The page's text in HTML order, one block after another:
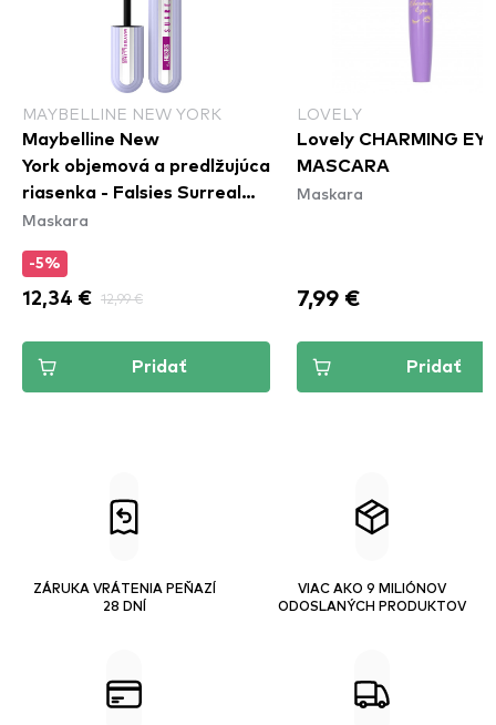
MAYBELLINE NEW YORK
Maybelline New
York objemová a predlžujúca
riasenka - Falsies Surreal
Mascara
Maskara
-5%
12,34 € 12,99 €
Pridať
LOVELY
Lovely CHARMING
MASCARA
Maskara
7,99 €
Pridať
ZÁRUKA VRÁTENIA PEŇAZÍ
28 DNÍ
VIAC AKO 9 MILIÓNOV
ODOSLANÝCH PRODUKTOV